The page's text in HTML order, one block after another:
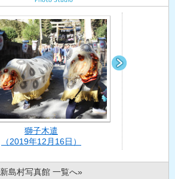
獅子木遣
（2019年12月16日）
新島村写真館 一覧へ»